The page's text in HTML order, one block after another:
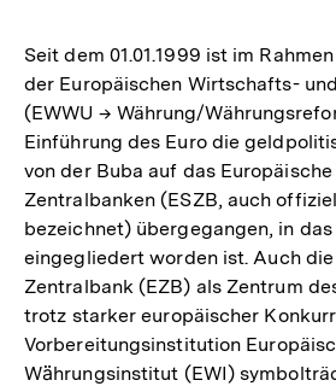
Seit dem 01.01.1999 ist im
der Europäischen Wirtschafts-
(EWWU → Währung/
Einführung des Euro die
von der Buba auf das
Zentralbanken (ESZB, auch
bezeichnet) übergegangen, in
eingegliedert worden ist. Auch
Zentralbank (EZB) als Zentrum
trotz starker europäischer
Vorbereitungsinstitution
Wä̈hrungsinstitut (EWI)